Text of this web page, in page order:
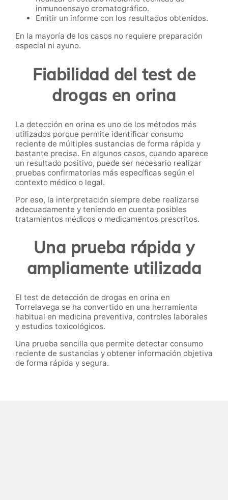
inmunoensayo cromatográfico.
Emitir un informe con los resultados obtenidos.
En la mayoría de los casos no requiere preparación
especial ni ayuno.
Fiabilidad del test de
drogas en orina
La detección en orina es uno de los métodos más
utilizados porque permite identificar consumo
reciente de múltiples sustancias de forma rápida y
bastante precisa. En algunos casos, cuando aparece
un resultado positivo, puede ser necesario realizar
pruebas confirmatorias más específicas según el
contexto médico o legal.
Por eso, la interpretación siempre debe realizarse
adecuadamente y teniendo en cuenta posibles
tratamientos médicos o medicamentos prescritos.
Una prueba rápida y
ampliamente utilizada
El test de detección de drogas en orina en
Torrelavega se ha convertido en una herramienta
habitual en medicina preventiva, controles laborales
y estudios toxicológicos.
Una prueba sencilla que permite detectar consumo
reciente de sustancias y obtener información objetiva
de forma rápida y segura.